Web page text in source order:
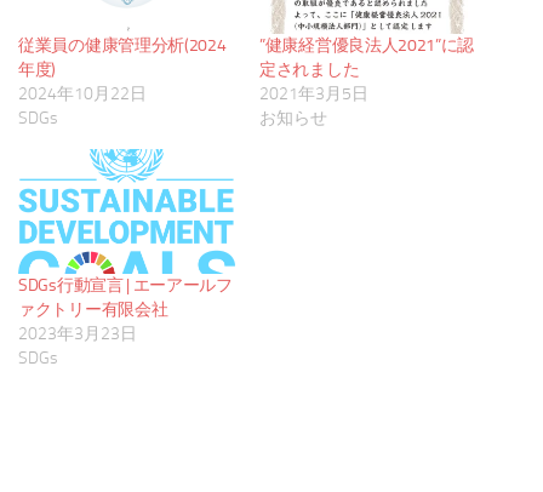
従業員の健康管理分析(2024
年度)
2024年10月22日
SDGs
”健康経営優良法人2021”に認
定されました
2021年3月5日
お知らせ
SDGs行動宣言 | エーアールフ
ァクトリー有限会社
2023年3月23日
SDGs